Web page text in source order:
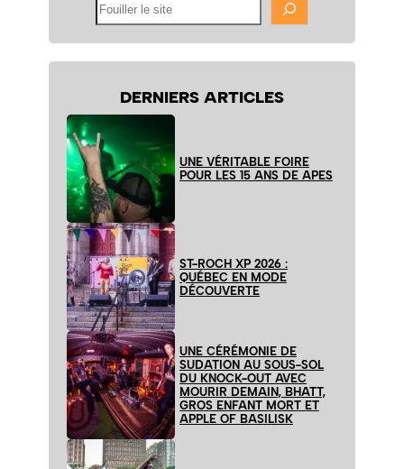
DERNIERS ARTICLES
UNE VÉRITABLE FOIRE
POUR LES 15 ANS DE APES
ST-ROCH XP 2026 :
QUÉBEC EN MODE
DÉCOUVERTE
UNE CÉRÉMONIE DE
SUDATION AU SOUS-SOL
DU KNOCK-OUT AVEC
MOURIR DEMAIN, BHATT,
GROS ENFANT MORT ET
APPLE OF BASILISK